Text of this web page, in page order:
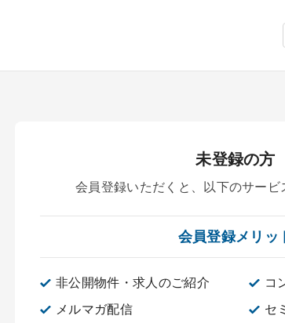
未登録の方
会員登録いただくと、 以下のサービ
会員登録メリッ
非公開物件・求人のご紹介
コ
メルマガ配信
セ